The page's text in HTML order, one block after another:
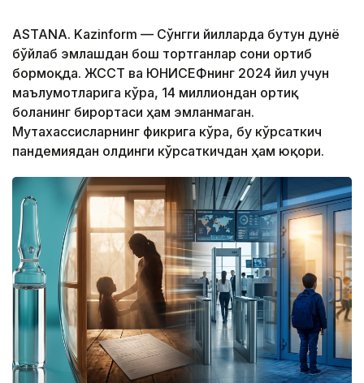
ASTANA. Kazinform — Сўнгги йилларда бутун дунё
бўйлаб эмлашдан бош тортганлар сони ортиб
бормоқда. ЖССТ ва ЮНИCЕФнинг 2024 йил учун
маълумотларига кўра, 14 миллиондан ортиқ
боланинг бирортаси ҳам эмланмаган.
Мутахассисларнинг фикрига кўра, бу кўрсаткич
пандемиядан олдинги кўрсаткичдан ҳам юқори.